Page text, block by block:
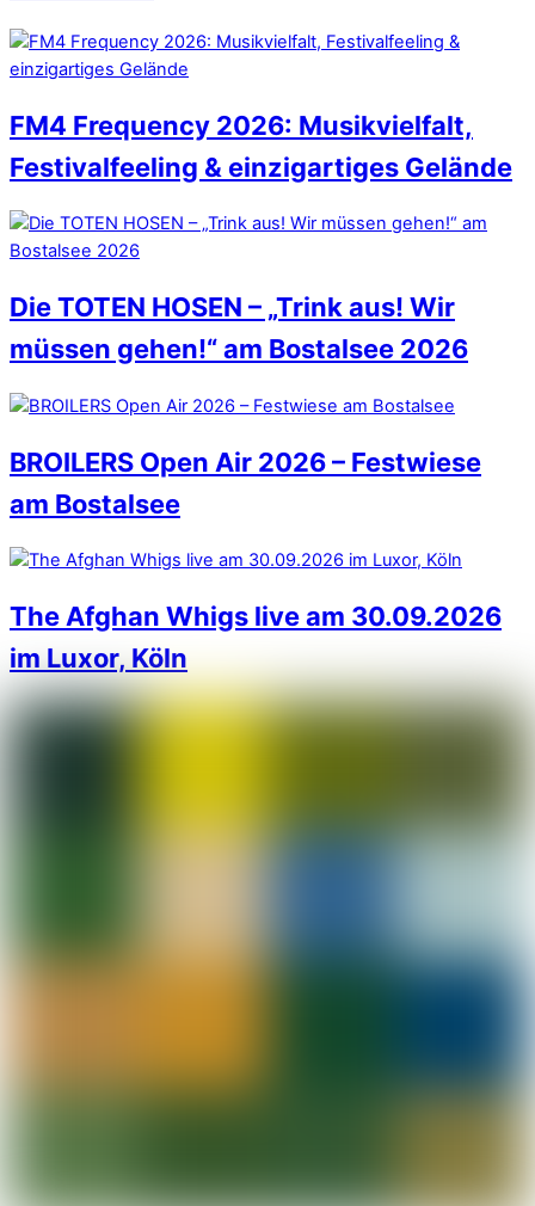
FM4 Frequency 2026: Musikvielfalt,
Festivalfeeling & einzigartiges Gelände
Die TOTEN HOSEN – „Trink aus! Wir
müssen gehen!“ am Bostalsee 2026
BROILERS Open Air 2026 – Festwiese
am Bostalsee
The Afghan Whigs live am 30.09.2026
im Luxor, Köln